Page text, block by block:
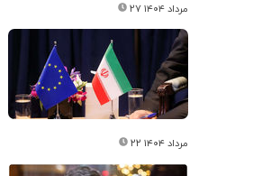
۲۷ مرداد ۱۴۰۴
۲۲ مرداد ۱۴۰۴